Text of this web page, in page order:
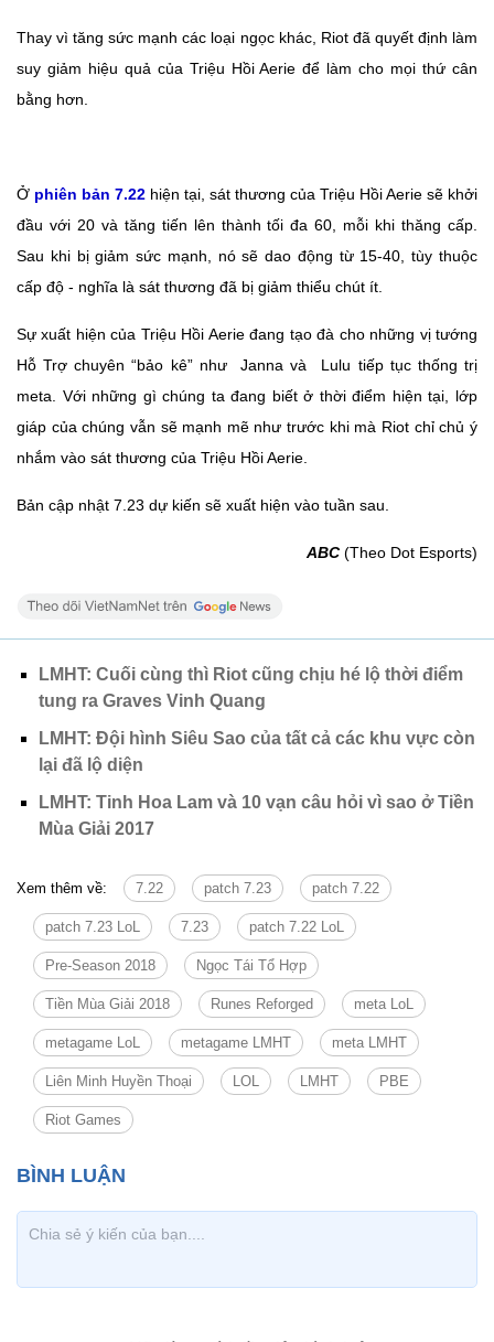
Thay vì tăng sức mạnh các loại ngọc khác, Riot đã quyết định làm
suy giảm hiệu quả của Triệu Hồi Aerie để làm cho mọi thứ cân
bằng hơn.
Ở phiên bản 7.22 hiện tại, sát thương của Triệu Hồi Aerie sẽ khởi
đầu với 20 và tăng tiến lên thành tối đa 60, mỗi khi thăng cấp.
Sau khi bị giảm sức mạnh, nó sẽ dao động từ 15-40, tùy thuộc
cấp độ - nghĩa là sát thương đã bị giảm thiểu chút ít.
Sự xuất hiện của Triệu Hồi Aerie đang tạo đà cho những vị tướng
Hỗ Trợ chuyên “bảo kê” như
Janna và
Lulu tiếp tục thống trị
meta. Với những gì chúng ta đang biết ở thời điểm hiện tại, lớp
giáp của chúng vẫn sẽ mạnh mẽ như trước khi mà Riot chỉ chủ ý
nhắm vào sát thương của Triệu Hồi Aerie.
Bản cập nhật 7.23 dự kiến sẽ xuất hiện vào tuần sau.
ABC(Theo Dot Esports)
LMHT: Cuối cùng thì Riot cũng chịu hé lộ thời điểm
tung ra Graves Vinh Quang
LMHT: Đội hình Siêu Sao của tất cả các khu vực còn
lại đã lộ diện
LMHT: Tinh Hoa Lam và 10 vạn câu hỏi vì sao ở Tiền
Mùa Giải 2017
Xem thêm về: 7.22 patch 7.23 patch 7.22
patch 7.23 LoL 7.23 patch 7.22 LoL
Pre-Season 2018 Ngọc Tái Tổ Hợp
Tiền Mùa Giải 2018 Runes Reforged meta LoL
metagame LoL metagame LMHT meta LMHT
Liên Minh Huyền Thoại LOL LMHT PBE
Riot Games